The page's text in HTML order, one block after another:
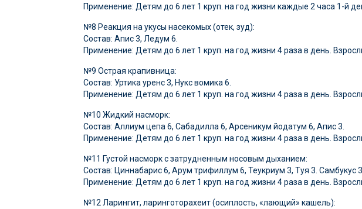
Применение: Детям до 6 лет 1 круп. на год жизни каждые 2 часа 1-й
№8 Реакция на укусы насекомых (отек, зуд):
Состав: Апис 3, Ледум 6.
Применение: Детям до 6 лет 1 круп. на год жизни 4 раза в день.
№9 Острая крапивница:
Состав: Уртика уренс 3, Нукс вомика 6.
Применение: Детям до 6 лет 1 круп. на год жизни 4 раза в день.
№10 Жидкий насморк:
Состав: Аллиум цепа 6, Сабадилла 6, Арсеникум йодатум 6, Апис 3.
Применение: Детям до 6 лет 1 круп. на год жизни 4 раза в день.
№11 Густой насморк с затрудненным носовым дыханием:
Состав: Циннабарис 6, Арум трифиллум 6, Теукриум 3, Туя 3. Самбукус 3.
Применение: Детям до 6 лет 1 круп. на год жизни 4 раза в день.
№12 Ларингит, ларинготорахеит (осиплость, «лающий» кашель):